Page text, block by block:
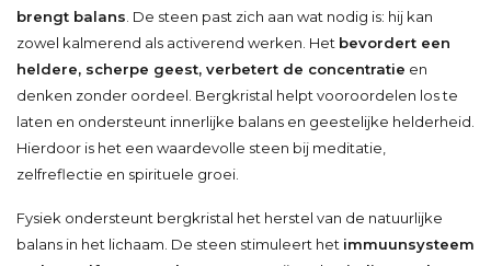
brengt balans . De steen past zich aan wat nodig is: hij kan
zowel kalmerend als activerend werken. Het bevordert een
heldere, scherpe geest, verbetert de concentratie en
denken zonder oordeel. Bergkristal helpt vooroordelen los te
laten en ondersteunt innerlijke balans en geestelijke helderheid.
Hierdoor is het een waardevolle steen bij meditatie,
zelfreflectie en spirituele groei.
Fysiek ondersteunt bergkristal het herstel van de natuurlijke
balans in het lichaam. De steen stimuleert het immuunsysteem